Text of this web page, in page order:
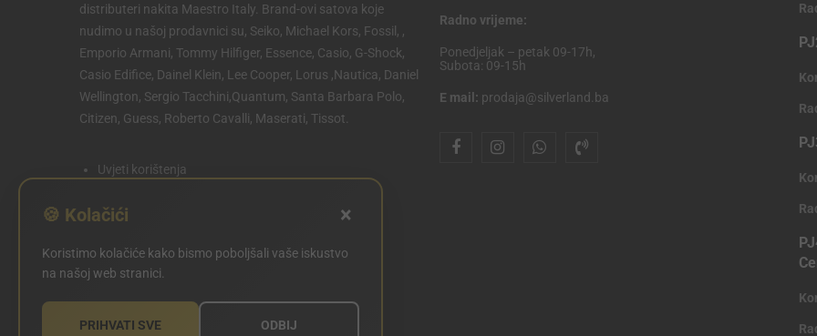
distributeri nakita Maestro Italy. Brand-ovi satova koje
nudimo u našoj prodavnici su, Seiko, Michael Kors, Fossil, ,
Emporio Armani, Tommy Hilfiger, Essence, Casio, G-Shock,
Casio Edifice, Dainel Klein, Lee Cooper, Lorus ,Nautica, Daniel
Wellington, Sergio Tacchini,Quantum, Santa Barbara Polo,
Citizen, Guess, Roberto Cavalli, Maserati, Tissot.
Uvjeti korištenja
Politika kolačića
POSTAVKE KOLAČIĆA
Radno vrijeme:
Ponedjeljak – petak 09-17h,
Subota: 09-15h
E mail: prodaja@silverland.ba
🍪 Kolačići ×
Koristimo kolačiće kako bismo poboljšali vaše iskustvo
na našoj web stranici.
PRIHVATI SVE ODBIJ